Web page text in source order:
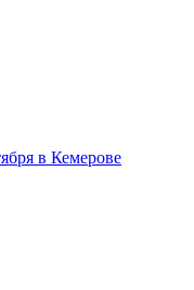
в Кемерове